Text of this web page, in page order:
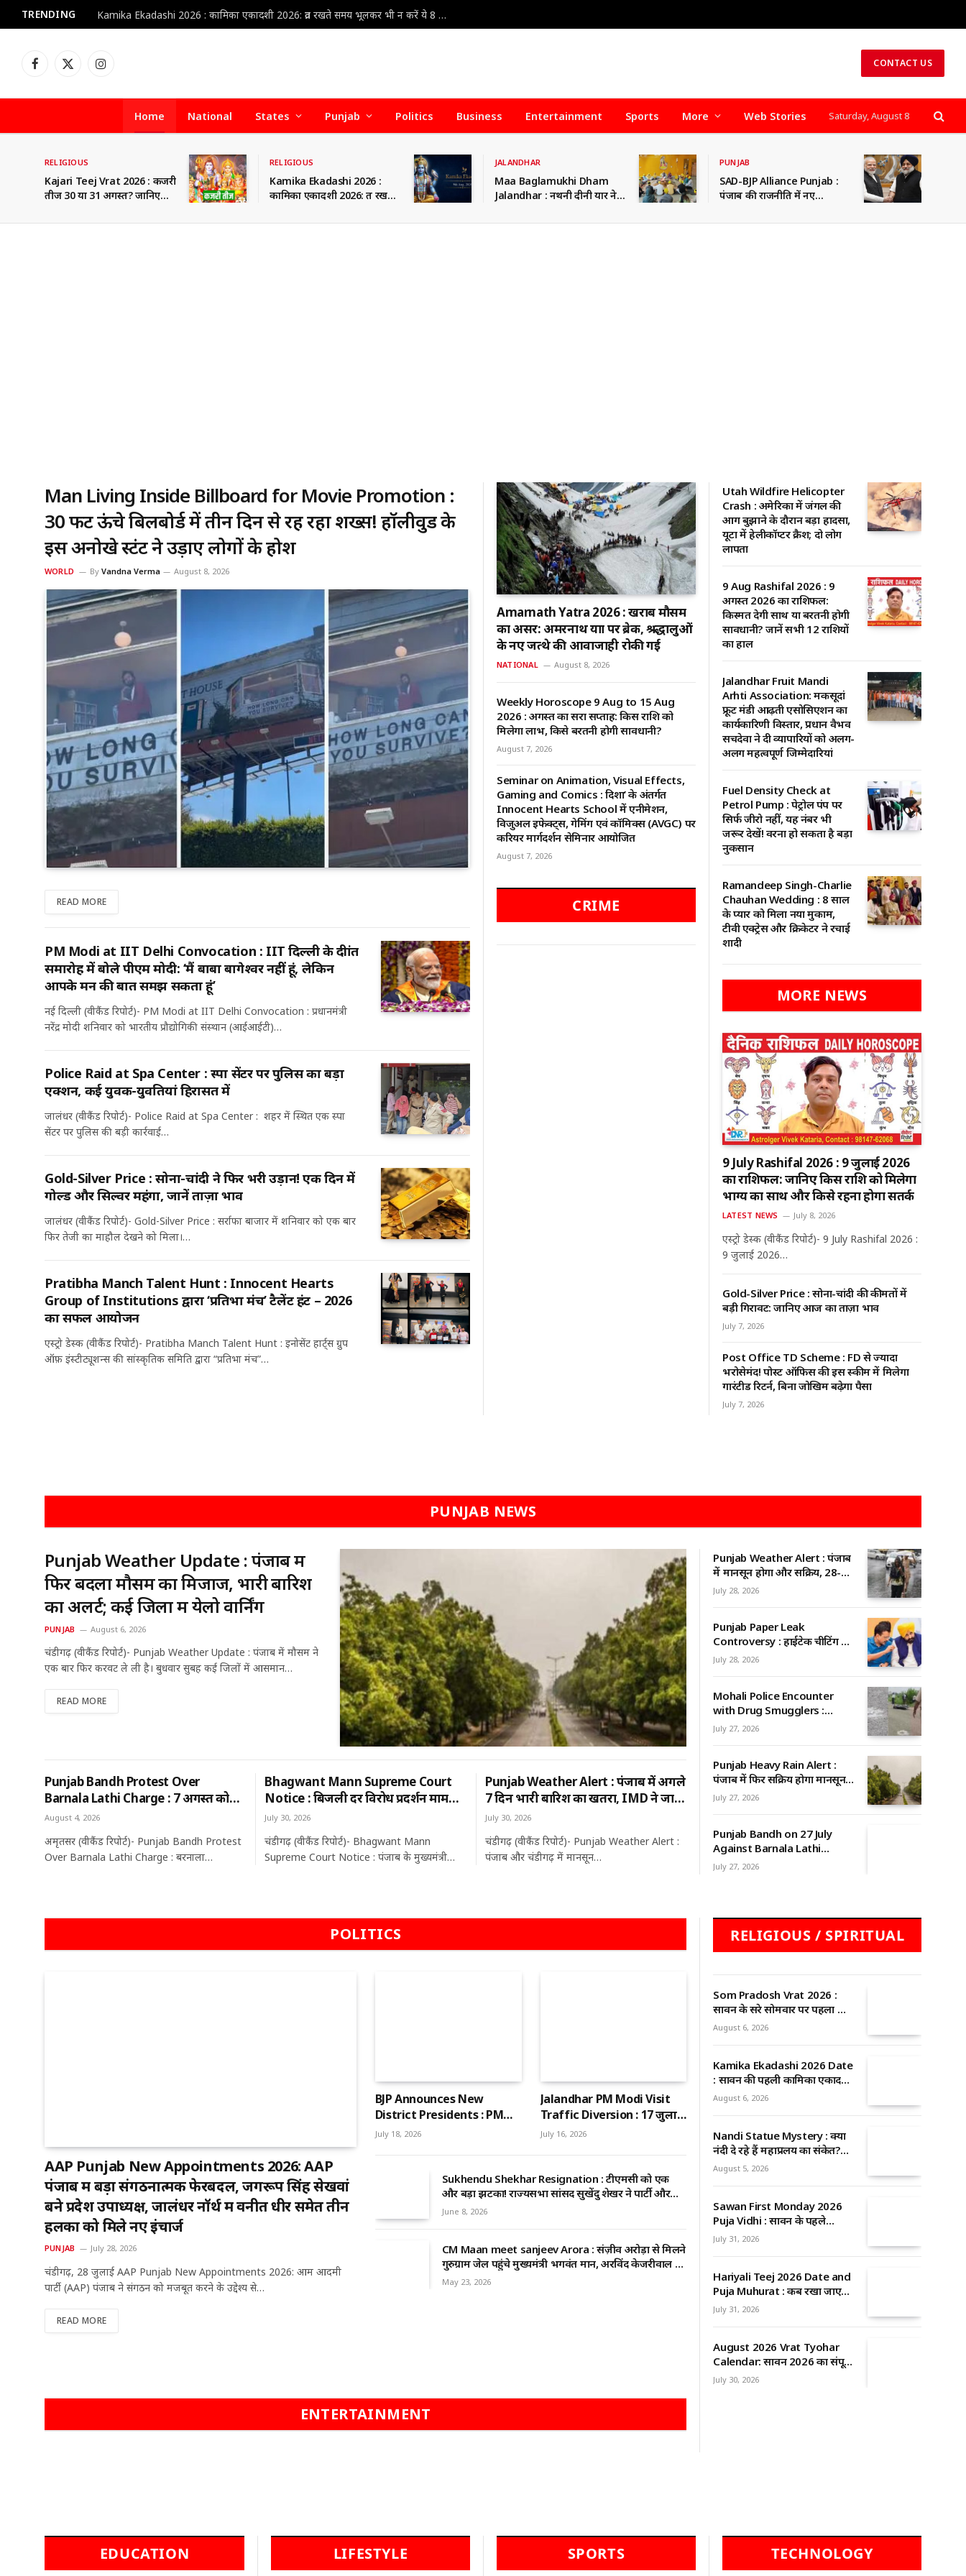
TRENDING Kamika Ekadashi 2026 : कामिका एकादशी 2026: व्रत रखते समय भूलकर भी न करें ये 8 गलतियां, नहीं तो कम हो सकता है पुण्य फल
Facebook
X
Instagram CONTACT US
Home National States Punjab Politics Business Entertainment Sports More Web Stories Saturday, August 8
RELIGIOUS
Kajari Teej Vrat 2026 : कजरी
तीज 30 या 31 अगस्त? जानिए
की संपूर्ण विधि
RELIGIOUS
Kamika Ekadashi 2026 :
कामिका एकादशी 2026: व्रत रखते
गलतियां, नहीं तो कम हो सकता है
JALANDHAR
Maa Baglamukhi Dham
Jalandhar : नथनी दीनी यार ने
जी के दोहे से नवजीत भारद्वाज ने
PUNJAB
SAD-BJP Alliance Punjab :
पंजाब की राजनीति में नए
बादल-मोदी मुलाकात के बाद
Man Living Inside Billboard for Movie Promotion :
30 फीट ऊंचे बिलबोर्ड में तीन दिन से रह रहा शख्स! हॉलीवुड के
इस अनोखे स्टंट ने उड़ाए लोगों के होश
WORLD By Vandna Verma August 8, 2026
READ MORE
PM Modi at IIT Delhi Convocation : IIT दिल्ली के दीक्षांत
समारोह में बोले पीएम मोदी: ‘मैं बाबा बागेश्वर नहीं हूं, लेकिन
आपके मन की बात समझ सकता हूं’
नई दिल्ली (वीकैंड रिपोर्ट)- PM Modi at IIT Delhi Convocation : प्रधानमंत्री
नरेंद्र मोदी शनिवार को भारतीय प्रौद्योगिकी संस्थान (आईआईटी)…
Police Raid at Spa Center : स्पा सेंटर पर पुलिस का बड़ा
एक्शन, कई युवक-युवतियां हिरासत में
जालंधर (वीकैंड रिपोर्ट)- Police Raid at Spa Center : शहर में स्थित एक स्पा
सेंटर पर पुलिस की बड़ी कार्रवाई…
Gold-Silver Price : सोना-चांदी ने फिर भरी उड़ान! एक दिन में
गोल्ड और सिल्वर महंगा, जानें ताज़ा भाव
जालंधर (वीकैंड रिपोर्ट)- Gold-Silver Price : सर्राफा बाजार में शनिवार को एक बार
फिर तेजी का माहौल देखने को मिला।…
Pratibha Manch Talent Hunt : Innocent Hearts
Group of Institutions द्वारा ‘प्रतिभा मंच’ टैलेंट हंट – 2026
का सफल आयोजन
एस्ट्रो डेस्क (वीकैंड रिपोर्ट)- Pratibha Manch Talent Hunt : इनोसेंट हार्ट्स ग्रुप
ऑफ़ इंस्टीट्यूशन्स की सांस्कृतिक समिति द्वारा “प्रतिभा मंच”…
Amarnath Yatra 2026 : खराब मौसम
का असर: अमरनाथ यात्रा पर ब्रेक, श्रद्धालुओं
के नए जत्थे की आवाजाही रोकी गई
NATIONAL August 8, 2026
Weekly Horoscope 9 Aug to 15 Aug
2026 : अगस्त का दूसरा सप्ताह: किस राशि को
मिलेगा लाभ, किसे बरतनी होगी सावधानी?
August 7, 2026
Seminar on Animation, Visual Effects,
Gaming and Comics : दिशा’ के अंतर्गत
Innocent Hearts School में एनीमेशन,
विजुअल इफेक्ट्स, गेमिंग एवं कॉमिक्स (AVGC) पर
करियर मार्गदर्शन सेमिनार आयोजित
August 7, 2026
CRIME
Utah Wildfire Helicopter
Crash : अमेरिका में जंगल की
आग बुझाने के दौरान बड़ा हादसा,
यूटा में हेलीकॉप्टर क्रैश; दो लोग
लापता
9 Aug Rashifal 2026 : 9
अगस्त 2026 का राशिफल:
किस्मत देगी साथ या बरतनी होगी
सावधानी? जानें सभी 12 राशियों
का हाल
Jalandhar Fruit Mandi
Arhti Association: मकसूदां
फ्रूट मंडी आढ़ती एसोसिएशन का
कार्यकारिणी विस्तार, प्रधान वैभव
सचदेवा ने दी व्यापारियों को अलग-
अलग महत्वपूर्ण जिम्मेदारियां
Fuel Density Check at
Petrol Pump : पेट्रोल पंप पर
सिर्फ जीरो नहीं, यह नंबर भी
जरूर देखें! वरना हो सकता है बड़ा
नुकसान
Ramandeep Singh-Charlie
Chauhan Wedding : 8 साल
के प्यार को मिला नया मुकाम,
टीवी एक्ट्रेस और क्रिकेटर ने रचाई
शादी
MORE NEWS
9 July Rashifal 2026 : 9 जुलाई 2026
का राशिफल: जानिए किस राशि को मिलेगा
भाग्य का साथ और किसे रहना होगा सतर्क
LATEST NEWS July 8, 2026
एस्ट्रो डेस्क (वीकैंड रिपोर्ट)- 9 July Rashifal 2026 :
9 जुलाई 2026…
Gold-Silver Price : सोना-चांदी की कीमतों में
बड़ी गिरावट: जानिए आज का ताज़ा भाव
July 7, 2026
Post Office TD Scheme : FD से ज्यादा
भरोसेमंद! पोस्ट ऑफिस की इस स्कीम में मिलेगा
गारंटीड रिटर्न, बिना जोखिम बढ़ेगा पैसा
July 7, 2026
PUNJAB NEWS
Punjab Weather Update : पंजाब में
फिर बदला मौसम का मिजाज, भारी बारिश
का अलर्ट; कई जिलों में येलो वार्निंग
PUNJAB August 6, 2026
चंडीगढ़ (वीकैंड रिपोर्ट)- Punjab Weather Update : पंजाब में मौसम ने
एक बार फिर करवट ले ली है। बुधवार सुबह कई जिलों में आसमान…
READ MORE
Punjab Bandh Protest Over
Barnala Lathi Charge : 7 अगस्त को
पंजाब बंद का ऐलान, बरनाला लाठीचार्ज के
खुला और क्या रहेगा बंद?
August 4, 2026
अमृतसर (वीकैंड रिपोर्ट)- Punjab Bandh Protest
Over Barnala Lathi Charge : बरनाला…
Bhagwant Mann Supreme Court
Notice : बिजली दर विरोध प्रदर्शन मामला:
CM भगवंत मान को सुप्रीम कोर्ट का नोटिस,
July 30, 2026
चंडीगढ़ (वीकैंड रिपोर्ट)- Bhagwant Mann
Supreme Court Notice : पंजाब के मुख्यमंत्री…
Punjab Weather Alert : पंजाब में अगले
7 दिन भारी बारिश का खतरा, IMD ने जारी
किया ऑरेंज अलर्ट
July 30, 2026
चंडीगढ़ (वीकैंड रिपोर्ट)- Punjab Weather Alert :
पंजाब और चंडीगढ़ में मानसून…
Punjab Weather Alert : पंजाब
में मानसून होगा और सक्रिय, 28-29
जुलाई के लिए ऑरेंज अलर्ट, कई
जिलों में भारी बारिश की चेतावनी
July 28, 2026
Punjab Paper Leak
Controversy : हाईटेक चीटिंग का
खुलासा, पेन कैमरा और ब्लूटूथ से
परीक्षा में नकल; फार्मेसी ऑफिसर
July 28, 2026
Mohali Police Encounter
with Drug Smugglers :
मोहाली में पुलिस-नशा तस्करों के
July 27, 2026
Punjab Heavy Rain Alert :
पंजाब में फिर सक्रिय होगा मानसून,
भारी बारिश का अलर्ट जारी, लोगों के
July 27, 2026
Punjab Bandh on 27 July
Against Barnala Lathi
Charge: बरनाला लाठीचार्ज के
July 27, 2026
POLITICS
AAP Punjab New Appointments 2026: AAP
पंजाब में बड़ा संगठनात्मक फेरबदल, जगरूप सिंह सेखवां
बने प्रदेश उपाध्यक्ष, जालंधर नॉर्थ में वनीत धीर समेत तीन
हलकों को मिले नए इंचार्ज
PUNJAB July 28, 2026
चंडीगढ़, 28 जुलाई AAP Punjab New Appointments 2026: आम आदमी
पार्टी (AAP) पंजाब ने संगठन को मजबूत करने के उद्देश्य से…
READ MORE
BJP Announces New
District Presidents : PM
मोदी के पंजाब दौरे के बाद BJP ने
July 18, 2026
Jalandhar PM Modi Visit
Traffic Diversion : 17 जुलाई
को प्रधानमंत्री नरेंद्र मोदी के
आउटर ट्रैफिक डायवर्जन लागू
July 16, 2026
Sukhendu Shekhar Resignation : टीएमसी को एक
और बड़ा झटका! राज्यसभा सांसद सुखेंदु शेखर ने पार्टी और
संसद दोनों से दिया इस्तीफा
June 8, 2026
CM Maan meet sanjeev Arora : संज़ीव अरोड़ा से मिलने
गुरुग्राम जेल पहुंचे मुख्यमंत्री भगवंत मान, अरविंद केजरीवाल भी
रहे साथ
May 23, 2026
ENTERTAINMENT
RELIGIOUS / SPIRITUAL
Som Pradosh Vrat 2026 :
सावन के दूसरे सोमवार पर पहला सोम
प्रदोष व्रत, जानें सही तिथि, शुभ
मुहूर्त और पूजा का महत्व
August 6, 2026
Kamika Ekadashi 2026 Date
: सावन की पहली कामिका एकादशी
9 अगस्त को, जानें शुभ मुहूर्त और
भगवान विष्णु-शिव को प्रसन्न करने
August 6, 2026
Nandi Statue Mystery : क्या
नंदी दे रहे हैं महाप्रलय का संकेत?
बढ़ती प्रतिमा और रहस्यमयी
शिवलिंग ने बढ़ाई जिज्ञासा
August 5, 2026
Sawan First Monday 2026
Puja Vidhi : सावन के पहले
सोमवार पर बन रहा दुर्लभ संयोग,
July 31, 2026
Hariyali Teej 2026 Date and
Puja Muhurat : कब रखा जाएगा
हरियाली तीज का व्रत? जानें सही
July 31, 2026
August 2026 Vrat Tyohar
Calendar: सावन 2026 का संपूर्ण
व्रत-त्योहार कैलेंडर, जानें हरियाली
July 30, 2026
EDUCATION LIFESTYLE SPORTS TECHNOLOGY